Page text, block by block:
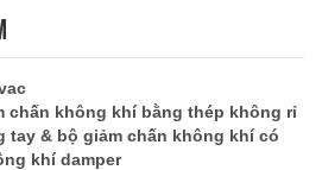
chấn không khí bằng thép không rỉ
tay & bộ giảm chấn không khí có
khí damper